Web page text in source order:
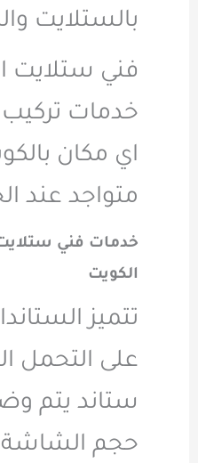
بالستلايت
فني ستلايت
خدمات
اي مكان
متواجد عند
خدمات فني ستلايت
الكويت
تتميز
على التحمل
ستاند يتم
حجم الشاشة